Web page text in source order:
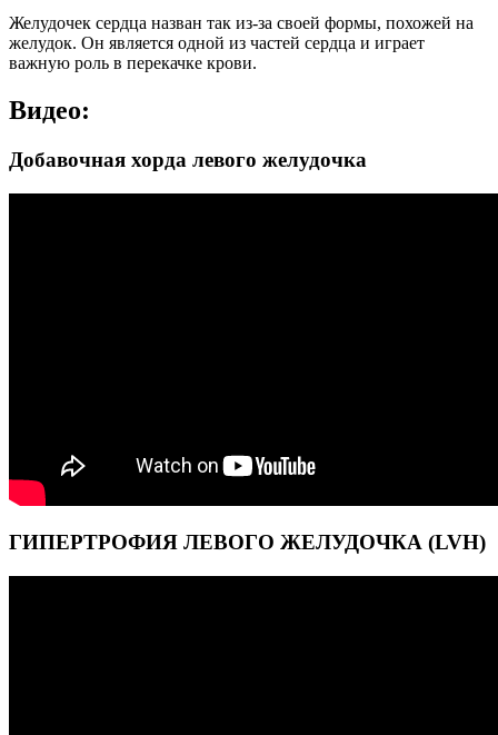
Желудочек сердца назван так из-за своей формы, похожей на
желудок. Он является одной из частей сердца и играет
важную роль в перекачке крови.
Видео:
Добавочная хорда левого желудочка
ГИПЕРТРОФИЯ ЛЕВОГО ЖЕЛУДОЧКА (LVH)